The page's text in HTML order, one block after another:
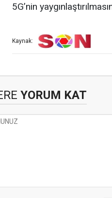
5G’nin
Kaynak:
YORUM KAT